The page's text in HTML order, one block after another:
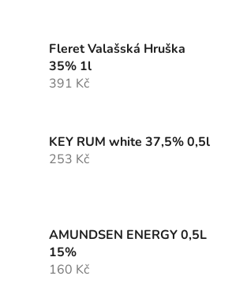
Fleret Valašská Hruška
35% 1l
391 Kč
KEY RUM white 37,5% 0,5l
253 Kč
AMUNDSEN ENERGY 0,5L
15%
160 Kč